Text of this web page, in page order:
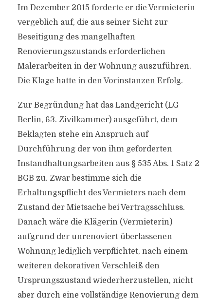
Im Dezember 2015 forderte er die Vermieterin
vergeblich auf, die aus seiner Sicht zur
Beseitigung des mangelhaften
Renovierungszustands erforderlichen
Malerarbeiten in der Wohnung auszuführen.
Die Klage hatte in den Vorinstanzen Erfolg.
Zur Begründung hat das Landgericht (LG
Berlin, 63. Zivilkammer) ausgeführt, dem
Beklagten stehe ein Anspruch auf
Durchführung der von ihm geforderten
Instandhaltungsarbeiten aus § 535 Abs. 1 Satz 2
BGB zu. Zwar bestimme sich die
Erhaltungspflicht des Vermieters nach dem
Zustand der Mietsache bei Vertragsschluss.
Danach wäre die Klägerin (Vermieterin)
aufgrund der unrenoviert überlassenen
Wohnung lediglich verpflichtet, nach einem
weiteren dekorativen Verschleiß den
Ursprungszustand wiederherzustellen, nicht
aber durch eine vollständige Renovierung dem